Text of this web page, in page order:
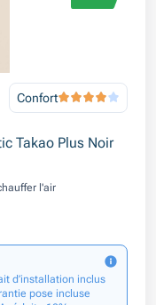
Confort
Takao Plus Noir
l'air
d’installation inclus
pose incluse